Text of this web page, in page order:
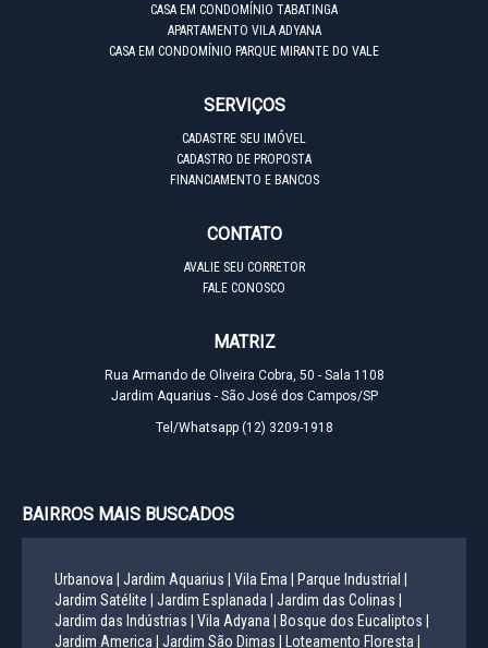
CASA EM CONDOMÍNIO TABATINGA
APARTAMENTO VILA ADYANA
CASA EM CONDOMÍNIO PARQUE MIRANTE DO VALE
SERVIÇOS
CADASTRE SEU IMÓVEL
CADASTRO DE PROPOSTA
FINANCIAMENTO E BANCOS
CONTATO
AVALIE SEU CORRETOR
FALE CONOSCO
MATRIZ
Rua Armando de Oliveira Cobra, 50 - Sala 1108
Jardim Aquarius - São José dos Campos/SP
Tel/Whatsapp (12) 3209-1918
BAIRROS MAIS BUSCADOS
Urbanova | Jardim Aquarius | Vila Ema |
Parque Industrial |
Jardim Satélite |
Jardim Esplanada |
Jardim das Colinas |
Jardim das Indústrias |
Vila Adyana |
Bosque dos Eucaliptos |
Jardim America |
Jardim São Dimas | Loteamento Floresta |